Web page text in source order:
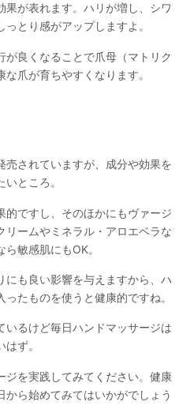
果が表れます。ハリが増し、シワ
とり感がアップしますよ。
が良くなることで爪母（マトリク
爪が育ちやすくなります。
売されていますが、成分や効果を
ところ。
的ですし、そのほかにもヴァージ
リームやミネラル・アロエベラな
敏感肌にもOK。
にも良い影響を与えますから、ハ
たものを使うと健康的ですね。
いるけど毎日ハンドマッサージは
ず。
ジを実践してみてください。健康
から始めてみてはいかがでしょう